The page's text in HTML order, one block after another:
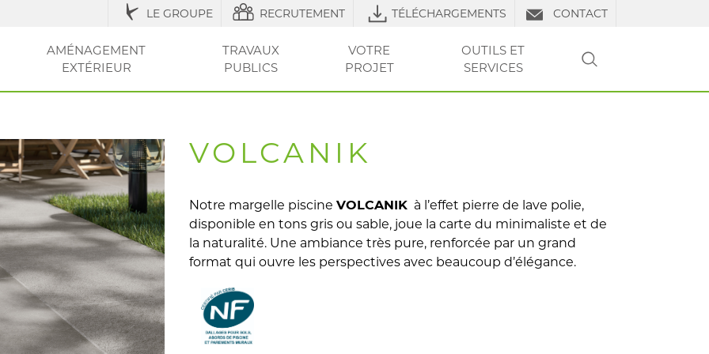
LE GROUPE RECRUTEMENT TÉLÉCHARGEMENTS CONTACT
AMÉNAGEMENT
EXTÉRIEUR
TRAVAUX
PUBLICS
VOTRE
PROJET
OUTILS ET
SERVICES
VOLCANIK
Notre margelle piscine VOLCANIK à l’effet pierre de lave polie,
disponible en tons gris ou sable, joue la carte du minimaliste et de
la naturalité. Une ambiance très pure, renforcée par un grand
format qui ouvre les perspectives avec beaucoup d’élégance.